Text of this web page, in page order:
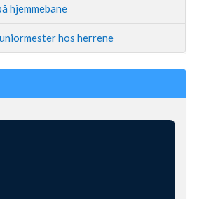
hjemmebane
hos herrene